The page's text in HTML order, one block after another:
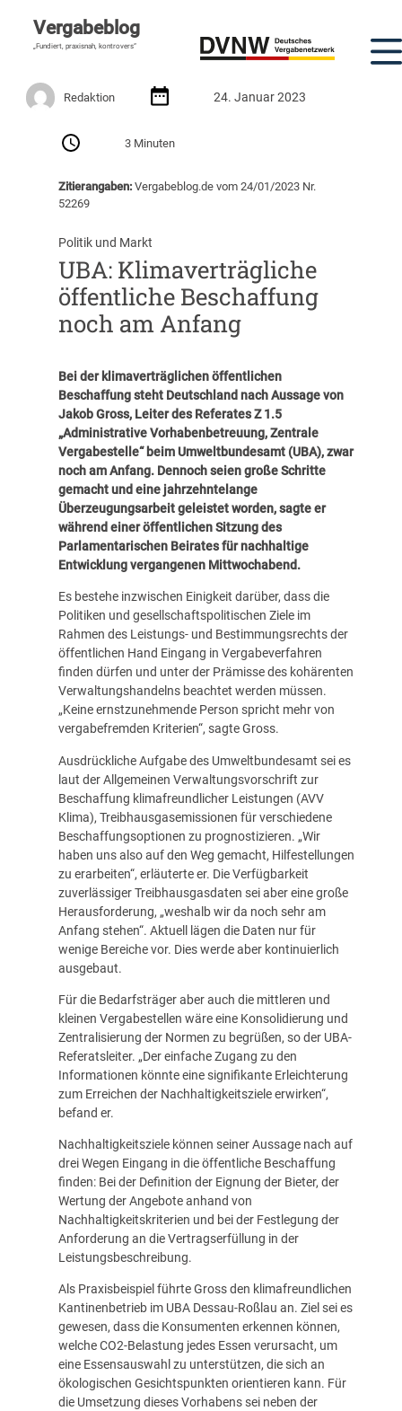
Vergabeblog
„Fundiert, praxisnah, kontrovers“
Redaktion 24. Januar 2023
3 Minuten
Zitierangaben:Vergabeblog.de vom 24/01/2023 Nr.
52269
Politik und Markt
UBA: Klimaverträgliche
öffentliche Beschaffung
noch am Anfang
Bei der klimaverträglichen öffentlichen
Beschaffung steht Deutschland nach Aussage von
Jakob Gross, Leiter des Referates Z 1.5
„Administrative Vorhabenbetreuung, Zentrale
Vergabestelle“ beim Umweltbundesamt (UBA), zwar
noch am Anfang. Dennoch seien große Schritte
gemacht und eine jahrzehntelange
Überzeugungsarbeit geleistet worden, sagte er
während einer öffentlichen Sitzung des
Parlamentarischen Beirates für nachhaltige
Entwicklung vergangenen Mittwochabend.
Es bestehe inzwischen Einigkeit darüber, dass die
Politiken und gesellschaftspolitischen Ziele im
Rahmen des Leistungs- und Bestimmungsrechts der
öffentlichen Hand Eingang in Vergabeverfahren
finden dürfen und unter der Prämisse des kohärenten
Verwaltungshandelns beachtet werden müssen.
„Keine ernstzunehmende Person spricht mehr von
vergabefremden Kriterien“, sagte Gross.
Ausdrückliche Aufgabe des Umweltbundesamt sei es
laut der Allgemeinen Verwaltungsvorschrift zur
Beschaffung klimafreundlicher Leistungen (AVV
Klima), Treibhausgasemissionen für verschiedene
Beschaffungsoptionen zu prognostizieren. „Wir
haben uns also auf den Weg gemacht, Hilfestellungen
zu erarbeiten“, erläuterte er. Die Verfügbarkeit
zuverlässiger Treibhausgasdaten sei aber eine große
Herausforderung, „weshalb wir da noch sehr am
Anfang stehen“. Aktuell lägen die Daten nur für
wenige Bereiche vor. Dies werde aber kontinuierlich
ausgebaut.
Für die Bedarfsträger aber auch die mittleren und
kleinen Vergabestellen wäre eine Konsolidierung und
Zentralisierung der Normen zu begrüßen, so der UBA-
Referatsleiter. „Der einfache Zugang zu den
Informationen könnte eine signifikante Erleichterung
zum Erreichen der Nachhaltigkeitsziele erwirken“,
befand er.
Nachhaltigkeitsziele können seiner Aussage nach auf
drei Wegen Eingang in die öffentliche Beschaffung
finden: Bei der Definition der Eignung der Bieter, der
Wertung der Angebote anhand von
Nachhaltigkeitskriterien und bei der Festlegung der
Anforderung an die Vertragserfüllung in der
Leistungsbeschreibung.
Als Praxisbeispiel führte Gross den klimafreundlichen
Kantinenbetrieb im UBA Dessau-Roßlau an. Ziel sei es
gewesen, dass die Konsumenten erkennen können,
welche CO2-Belastung jedes Essen verursacht, um
eine Essensauswahl zu unterstützen, die sich an
ökologischen Gesichtspunkten orientieren kann. Für
die Umsetzung dieses Vorhabens sei neben der